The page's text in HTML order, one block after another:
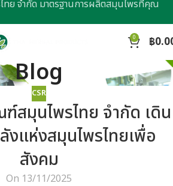
0 ฿
Blog
CSR
สมุนไพรไทย จำกัด เดิน
แห่งสมุนไพรไทยเพื่อ
สังคม
On 13/11/2025
ย จำกัด มาตรฐานการผลิตสมุนไพรที่คุณ